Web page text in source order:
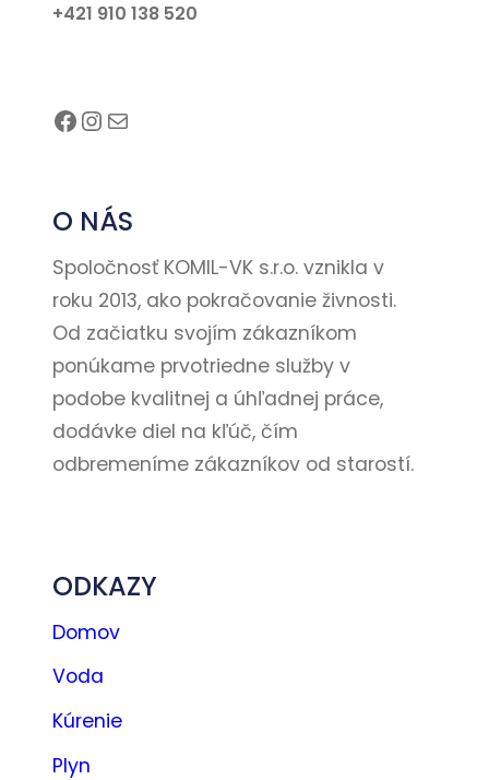
+421 910 138 520
Facebook InstagramE-mail
O NÁS
Spoločnosť KOMIL-VK s.r.o. vznikla v
roku 2013, ako pokračovanie živnosti.
Od začiatku svojím zákazníkom
ponúkame prvotriedne služby v
podobe kvalitnej a úhľadnej práce,
dodávke diel na kľúč, čím
odbremeníme zákazníkov od starostí.
ODKAZY
Domov
Voda
Kúrenie
Plyn